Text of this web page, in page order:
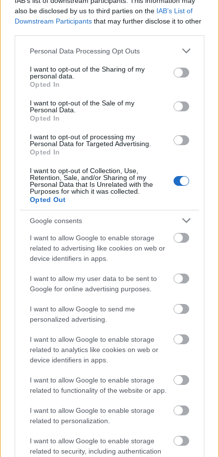
also be disclosed by us to third parties on the IAB’s List of
Downstream Participants that may further disclose it to other
Please note that this website/app uses one or more Google
not limited to your visit or usage behaviour. You may click to
grant or deny consent to Google and its third-party tags to
use your data for below specified purposes in below Google
consent section.
Personal Data Processing Opt Outs
I want to opt-out of the Sharing of my
personal data.
Opted In
I want to opt-out of the Sale of my
Personal Data.
Opted In
I want to opt-out of processing my
Personal Data for Targeted Advertising.
Opted In
I want to opt-out of Collection, Use,
Retention, Sale, and/or Sharing of my
Personal Data that Is Unrelated with the
Purposes for which it was collected.
Opted Out
Google consents
I want to allow Google to enable storage
related to advertising like cookies on web or
device identifiers in apps.
I want to allow my user data to be sent to
Google for online advertising purposes.
I want to allow Google to send me
personalized advertising.
I want to allow Google to enable storage
related to analytics like cookies on web or
device identifiers in apps.
I want to allow Google to enable storage
related to functionality of the website or app.
I want to allow Google to enable storage
related to personalization.
I want to allow Google to enable storage
related to security, including authentication
TAGS: Λιμενικό
BEST OFINTERNET
ανακοίνωση της οικογένειας
το ρόστερ της ομάδας
Μαρινάκης σε Μονκάδα, «πέντε μεταγραφές
έτοιμων παικτών στον Ολυμπιακό, άμεσα!»